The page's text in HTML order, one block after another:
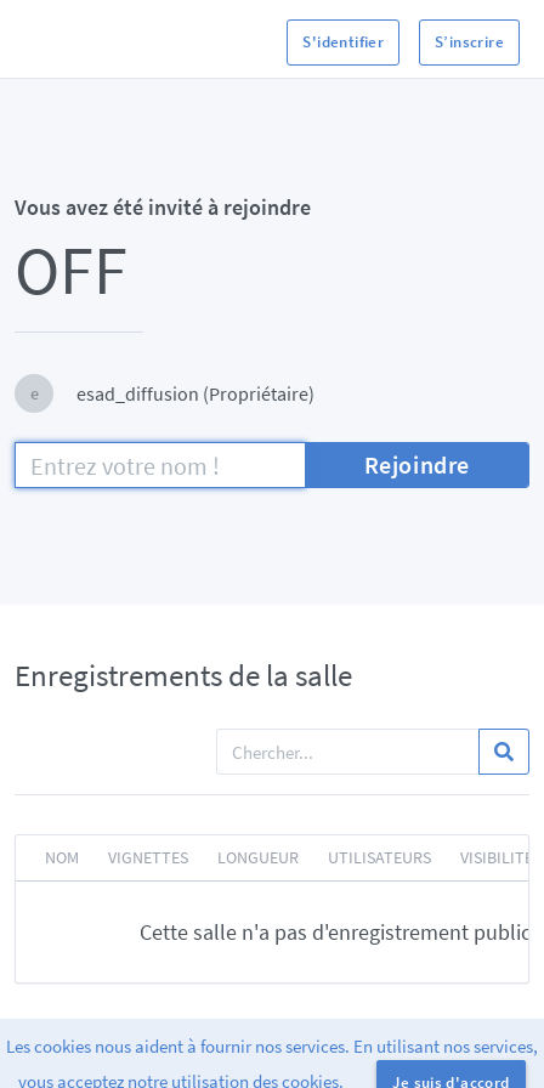
S'identifier S’inscrire
Vous avez été invité à rejoindre
OFF
e esad_diffusion (Propriétaire)
Rejoindre
Enregistrements de la salle
NOM VIGNETTES LONGUEUR UTILISATEURS VISIBILITÉ
Cette salle n'a pas d'enregistrement public.
Conçu par Greenlight . release-2.14.10
Les cookies nous aident à fournir nos services. En utilisant nos services,
vous acceptez notre utilisation des cookies.
Je suis d'accord